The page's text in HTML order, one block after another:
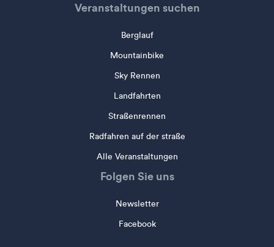
Veranstaltungen suchen
Berglauf
Mountainbike
Sky Rennen
Landfahrten
Straßenrennen
Radfahren auf der straße
Alle Veranstaltungen
Folgen Sie uns
Newsletter
Facebook